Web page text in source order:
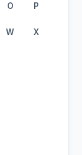
O P
W X